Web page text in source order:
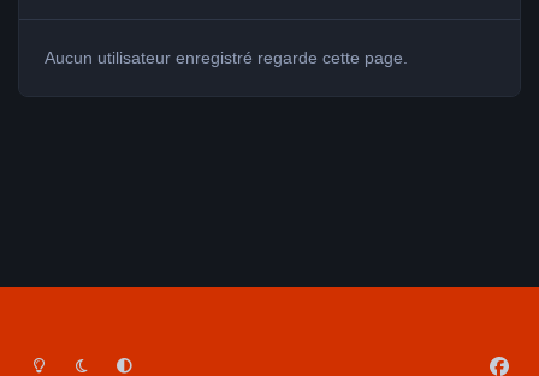
Aucun utilisateur enregistré regarde cette page.
Light ModeDark ModeSystem Preference